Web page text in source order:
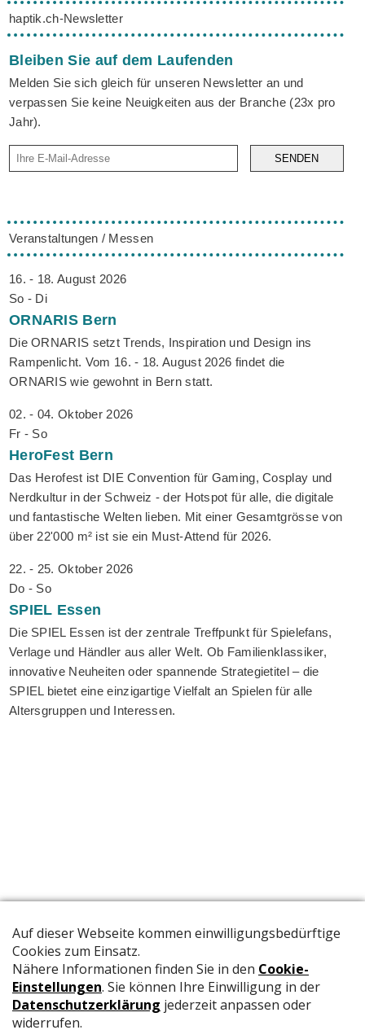
haptik.ch-Newsletter
Bleiben Sie auf dem Laufenden
Melden Sie sich gleich für unseren Newsletter an und
verpassen Sie keine Neuigkeiten aus der Branche (23x pro
Jahr).
SENDEN
Veranstaltungen / Messen
16. - 18. August 2026
So - Di
ORNARIS Bern
Die ORNARIS setzt Trends, Inspiration und Design ins
Rampenlicht. Vom 16. - 18. August 2026 findet die
ORNARIS wie gewohnt in Bern statt.
02. - 04. Oktober 2026
Fr - So
HeroFest Bern
Das Herofest ist DIE Convention für Gaming, Cosplay und
Nerdkultur in der Schweiz - der Hotspot für alle, die digitale
und fantastische Welten lieben. Mit einer Gesamtgrösse von
über 22'000 m² ist sie ein Must-Attend für 2026.
22. - 25. Oktober 2026
Do - So
SPIEL Essen
Die SPIEL Essen ist der zentrale Treffpunkt für Spielefans,
Verlage und Händler aus aller Welt. Ob Familienklassiker,
innovative Neuheiten oder spannende Strategietitel – die
SPIEL bietet eine einzigartige Vielfalt an Spielen für alle
Altersgruppen und Interessen.
Die offizielle Publikation der Schweizer Papeterien informiert